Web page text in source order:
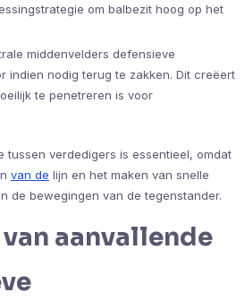
om balbezit hoog op het
middenvelders defensieve
indien nodig terug te zakken. Dit creëert
te penetreren is voor
tussen verdedigers is essentieel, omdat
van de lijn en het maken van snelle
de bewegingen van de tegenstander.
aanvallende